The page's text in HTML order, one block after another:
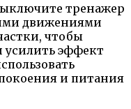
тренажер
движениями
чтобы
эффект
и питания